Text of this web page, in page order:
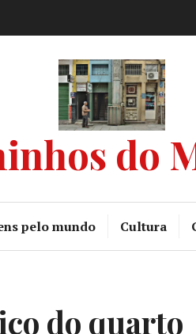
do
pelo mundo Cultura
do quarto